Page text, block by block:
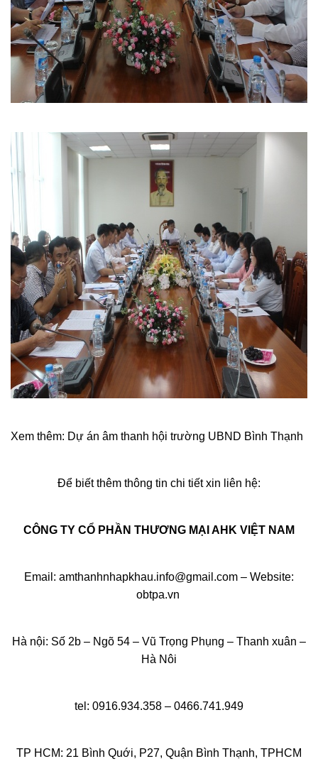
Xem thêm: Dự án âm thanh hội trường UBND Bình Thạnh
Để biết thêm thông tin chi tiết xin liên hệ:
CÔNG TY CỔ PHẦN THƯƠNG MẠI AHK VIỆT NAM
Email: amthanhnhapkhau.info@gmail.com – Website:
obtpa.vn
Hà nội: Số 2b – Ngõ 54 – Vũ Trọng Phụng – Thanh xuân –
Hà Nôi
tel: 0916.934.358 – 0466.741.949
TP HCM: 21 Bình Quới, P27, Quận Bình Thạnh, TPHCM